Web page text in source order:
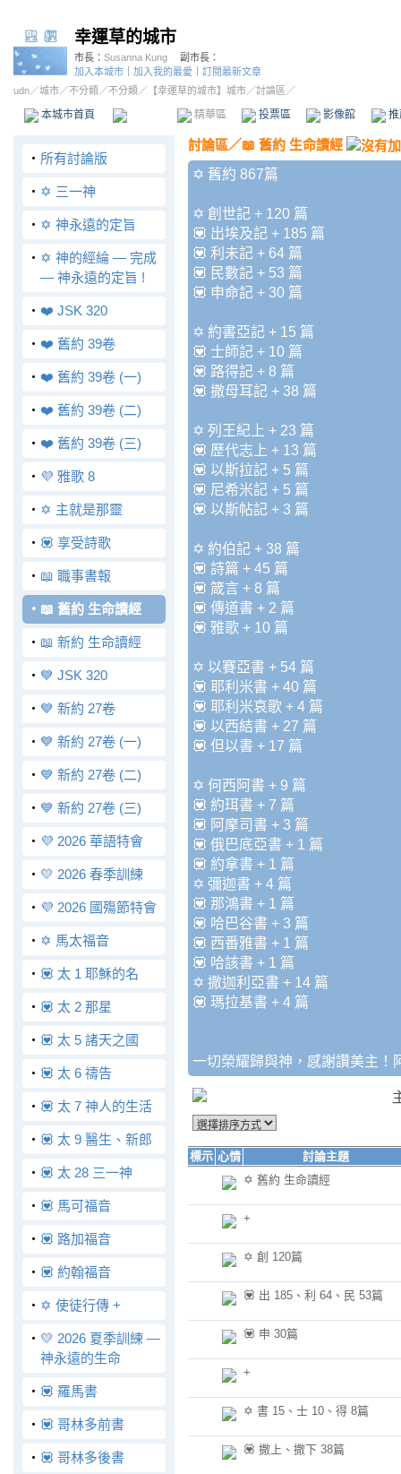
幸運草的城市
市長： Susanna Kung
副市長：
加入本城市
加入我的最愛
訂閱最新文章
udn／城市／不分類 ／不分類 ／ 【幸運草的城市】城市／討論區／
本城市首頁 精華區 投票區 影像館
‧ 所有討論版
‧ ✡️ 三一神
‧ ✡️ 神永遠的定旨
‧ ✡️ 神的經綸 — 完成
— 神永遠的定旨 !
‧ ❤️ JSK 320
‧ ❤️ 舊約 39卷
‧ ❤️ 舊約 39卷 (一)
‧ ❤️ 舊約 39卷 (二)
‧ ❤️ 舊約 39卷 (三)
‧ 💜 雅歌 8
‧ ✡️ 主就是那靈
‧ 💟 享受詩歌
‧ 📖 職事書報
‧ 📖 舊約 生命讀經
‧ 📖 新約 生命讀經
‧ 💙 JSK 320
‧ 💙 新約 27卷
‧ 💙 新約 27卷 (一)
‧ 💙 新約 27卷 (二)
‧ 💙 新約 27卷 (三)
‧ 💜 2026 華語特會
‧ 💛 2026 春季訓練
‧ 💜 2026 國殤節特會
‧ ✡️ 馬太福音
‧ 💟 太 1 耶穌的名
‧ 💟 太 2 那星
‧ 💟 太 5 諸天之國
‧ 💟 太 6 禱告
‧ 💟 太 7 神人的生活
‧ 💟 太 9 醫生、新郎
‧ 💟 太 28 三一神
‧ 💟 馬可福音
‧ 💟 路加福音
‧ 💟 約翰福音
‧ ✡️ 使徒行傳 +
‧ 💛 2026 夏季訓練 —
神永遠的生命
‧ 💟 羅馬書
‧ 💟 哥林多前書
‧ 💟 哥林多後書
討論區／📖 舊約 生命讀經
✡️ 舊約 867篇
✡️ 創世記 + 120 篇
💟 出埃及記 + 185 篇
💟 利未記 + 64 篇
💟 民數記 + 53 篇
💟 申命記 + 30 篇
✡️ 約書亞記 + 15 篇
💟 士師記 + 10 篇
💟 路得記 + 8 篇
💟 撒母耳記 + 38 篇
✡️ 列王紀上 + 23 篇
💟 歷代志上 + 13 篇
💟 以斯拉記 + 5 篇
💟 尼希米記 + 5 篇
💟 以斯帖記 + 3 篇
✡️ 約伯記 + 38 篇
💟 詩篇 + 45 篇
💟 箴言 + 8 篇
💟 傳道書 + 2 篇
💟 雅歌 + 10 篇
✡️ 以賽亞書 + 54 篇
💟 耶利米書 + 40 篇
💟 耶利米哀歌 + 4 篇
💟 以西結書 + 27 篇
💟 但以書 + 17 篇
✡️ 何西阿書 + 9 篇
💟 約珥書 + 7 篇
💟 阿摩司書 + 3 篇
💟 俄巴底亞書 + 1 篇
💟 約拿書 + 1 篇
✡️ 彌迦書 + 4 篇
💟 那鴻書 + 1 篇
💟 哈巴谷書 + 3 篇
💟 西番雅書 + 1 篇
💟 哈該書 + 1 篇
✡️ 撒迦利亞書 + 14 篇
💟 瑪拉基書 + 4 篇
一切榮耀歸與神，感謝讚美主！
標示 心情
討論主題
✡️ 舊約 生命讀經
+
✡️ 創 120篇
💟 出 185、利 64、民 53篇
💟 申 30篇
+
✡️ 書 15、士 10、得 8篇
💟 撒上、撒下 38篇